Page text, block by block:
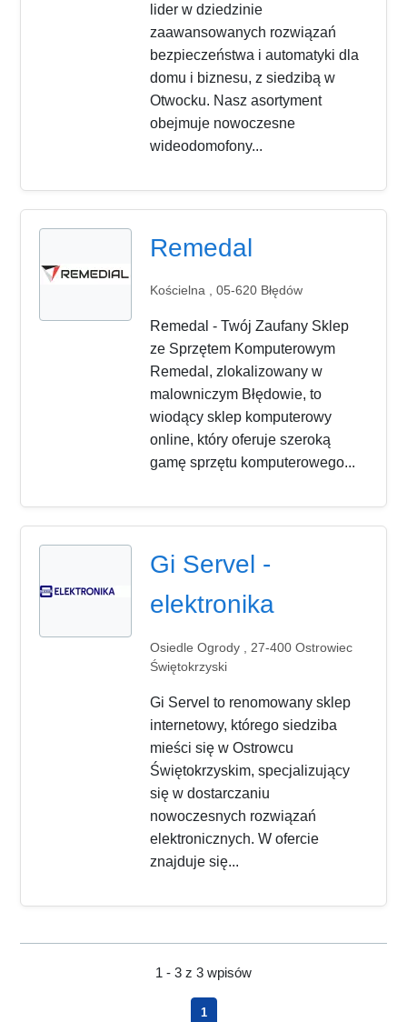
lider w dziedzinie
zaawansowanych rozwiązań
bezpieczeństwa i automatyki dla
domu i biznesu, z siedzibą w
Otwocku. Nasz asortyment
obejmuje nowoczesne
wideodomofony...
Remedal
Kościelna , 05-620 Błędów
Remedal - Twój Zaufany Sklep
ze Sprzętem Komputerowym
Remedal, zlokalizowany w
malowniczym Błędowie, to
wiodący sklep komputerowy
online, który oferuje szeroką
gamę sprzętu komputerowego...
Gi Servel -
elektronika
Osiedle Ogrody , 27-400 Ostrowiec
Świętokrzyski
Gi Servel to renomowany sklep
internetowy, którego siedziba
mieści się w Ostrowcu
Świętokrzyskim, specjalizujący
się w dostarczaniu
nowoczesnych rozwiązań
elektronicznych. W ofercie
znajduje się...
1 - 3 z 3 wpisów
1